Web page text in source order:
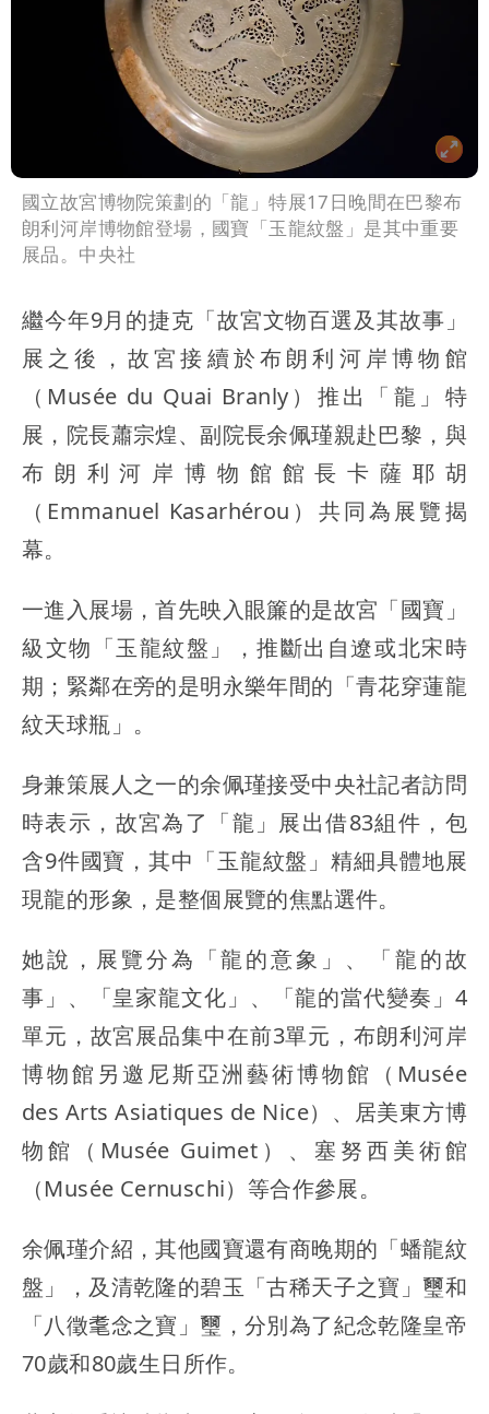
國立故宮博物院策劃的「龍」特展17日晚間在巴黎布
朗利河岸博物館登場，國寶「玉龍紋盤」是其中重要
展品。中央社
繼今年9月的捷克「故宮文物百選及其故事」
展之後，故宮接續於布朗利河岸博物館
（Musée du Quai Branly）推出「龍」特
展，院長蕭宗煌、副院長余佩瑾親赴巴黎，與
布朗利河岸博物館館長卡薩耶胡
（Emmanuel Kasarhérou）共同為展覽揭
幕。
一進入展場，首先映入眼簾的是故宮「國寶」
級文物「玉龍紋盤」，推斷出自遼或北宋時
期；緊鄰在旁的是明永樂年間的「青花穿蓮龍
紋天球瓶」。
身兼策展人之一的余佩瑾接受中央社記者訪問
時表示，故宮為了「龍」展出借83組件，包
含9件國寶，其中「玉龍紋盤」精細具體地展
現龍的形象，是整個展覽的焦點選件。
她說，展覽分為「龍的意象」、「龍的故
事」、「皇家龍文化」、「龍的當代變奏」4
單元，故宮展品集中在前3單元，布朗利河岸
博物館另邀尼斯亞洲藝術博物館（Musée
des Arts Asiatiques de Nice）、居美東方博
物館（Musée Guimet）、塞努西美術館
（Musée Cernuschi）等合作參展。
余佩瑾介紹，其他國寶還有商晚期的「蟠龍紋
盤」，及清乾隆的碧玉「古稀天子之寶」璽和
「八徵耄念之寶」璽，分別為了紀念乾隆皇帝
70歲和80歲生日所作。